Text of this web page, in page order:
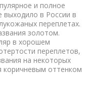
и полное
выходило в России в
переплетах.
золотом.
в хорошем
переплетов,
на некоторых
коричневым оттенком